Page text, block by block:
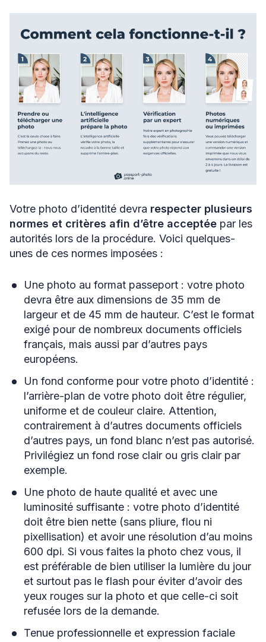
Votre photo d’identité devra respecter plusieurs
normes et critères afin d’être acceptée par les
autorités lors de la procédure. Voici quelques-
unes de ces normes imposées :
Une photo au format passeport : votre photo
devra être aux dimensions de 35 mm de
largeur et de 45 mm de hauteur. C’est le format
exigé pour de nombreux documents officiels
français, mais aussi par d’autres pays
européens.
Un fond conforme pour votre photo d’identité :
l’arrière-plan de votre photo doit être régulier,
uniforme et de couleur claire. Attention,
contrairement à d’autres documents officiels
d’autres pays, un fond blanc n’est pas autorisé.
Privilégiez un fond rose clair ou gris clair par
exemple.
Une photo de haute qualité et avec une
luminosité suffisante : votre photo d’identité
doit être bien nette (sans pliure, flou ni
pixellisation) et avoir une résolution d’au moins
600 dpi. Si vous faites la photo chez vous, il
est préférable de bien utiliser la lumière du jour
et surtout pas le flash pour éviter d’avoir des
yeux rouges sur la photo et que celle-ci soit
refusée lors de la demande.
Tenue professionnelle et expression faciale